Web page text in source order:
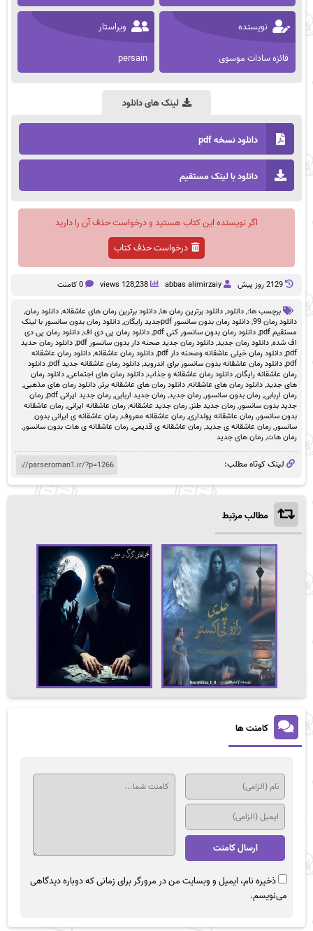
نویسنده
فائزه سادات موسوی
ویراستار
persain
لینک های دانلود
دانلود نسخه pdf
دانلود با لینک مستقیم
اگر نویسنده این کتاب هستید و درخواست حذف آن را دارید
درخواست حذف کتاب
2129 روز پيش abbas alimirzaiy
128,238 views 0 کامنت
برچسب ها:,دانلود,دانلود برترین رمان ها,دانلود برترین رمان های عاشقانه,دانلود رمان,
دانلود رمان 99
,دانلود رمان بدون سانسور pdfجدید رایگان ,دانلود رمان بدون سانسور با لینک
مستقیم pdf
,دانلود رمان بدون سانسور کنی pdf ,دانلود رمان پی دی اف,دانلود رمان پی دی
اف شده,دانلود رمان جدید,دانلود رمان جدید صحنه دار بدون سانسور pdf ,دانلود رمان حدید
pdf
,دانلود رمان خیلی عاشقانه وصحنه دار pdf ,دانلود رمان عاشقانه,دانلود رمان عاشقانه
pdf
,دانلود رمان عاشقانه بدون سانسور برای اندروید,دانلود رمان عاشقانه جدید pdf ,دانلود
رمان عاشقانه رایگان,دانلود رمان عاشقانه و جذاب,دانلود رمان های اجتماعی,دانلود رمان
های جدید,دانلود رمان های عاشقانه,دانلود رمان های عاشقانه برتر,دانلود رمان های مذهبی,
رمان اربابی,رمان بدون سانسور,رمان جدید,رمان جدید اربابی,رمان جدید ایرانی pdf ,رمان
جدید بدون سانسور,رمان جدید طنز,رمان جدید عاشقانه,رمان عاشقانه ایرانی,رمان عاشقانه
بدون سانسور,رمان عاشقانه پولداری,رمان عاشقانه معروف,رمان عاشقانه ی ایرانی بدون
سانسور,رمان عاشقانه ی جدید,رمان عاشقانه ی قدیمی,رمان عاشقانه ی هات بدون سانسور,
رمان هات,رمان های جدید
لینک کوتاه مطلب:
مطالب مرتبط
کامنت ها
ذخیره نام، ایمیل و وبسایت من در مرورگر برای زمانی که دوباره دیدگاهی
می‌نویسم.